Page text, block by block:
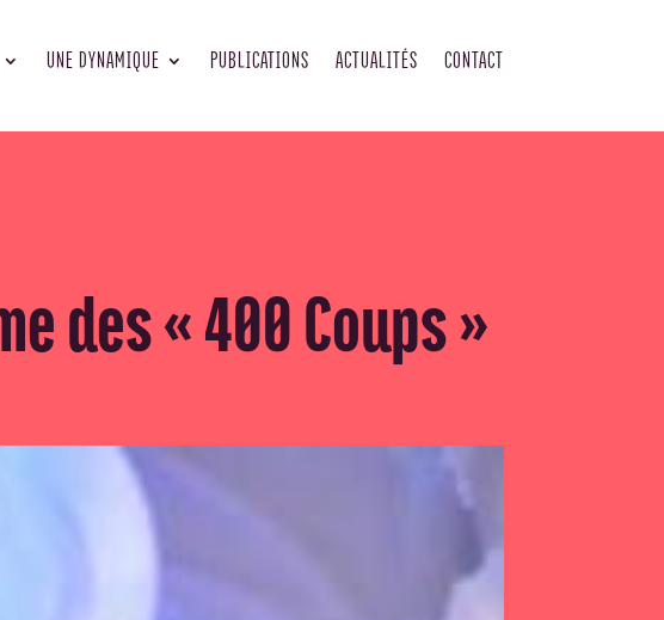
UNE DYNAMIQUE PUBLICATIONS ACTUALITÉS CONTACT
des « 400 Coups »